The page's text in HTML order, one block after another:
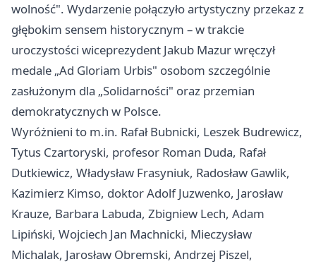
wolność". Wydarzenie połączyło artystyczny przekaz z
głębokim sensem historycznym – w trakcie
uroczystości wiceprezydent Jakub Mazur wręczył
medale „Ad Gloriam Urbis" osobom szczególnie
zasłużonym dla „Solidarności" oraz przemian
demokratycznych w Polsce.
Wyróżnieni to m.in. Rafał Bubnicki, Leszek Budrewicz,
Tytus Czartoryski, profesor Roman Duda, Rafał
Dutkiewicz, Władysław Frasyniuk, Radosław Gawlik,
Kazimierz Kimso, doktor Adolf Juzwenko, Jarosław
Krauze, Barbara Labuda, Zbigniew Lech, Adam
Lipiński, Wojciech Jan Machnicki, Mieczysław
Michalak, Jarosław Obremski, Andrzej Piszel,